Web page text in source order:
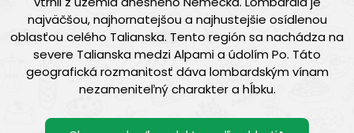
najväčšou, najhornatejšou a najhustejšie osídlenou
oblasťou celého Talianska. Tento región sa nachádza na
severe Talianska medzi Alpami a údolím Po. Táto
geografická rozmanitosť dáva lombardským vínam
nezameniteľný charakter a hĺbku.